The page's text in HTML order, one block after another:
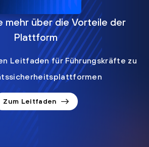
mehr über die Vorteile der
Plattform
Leitfaden für Führungskräfte zu
Zum Leitfaden